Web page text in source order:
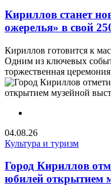
Кириллов станет
ожерелья» в свой
Кириллов готовится к
Одним из ключевых
торжественная
04.08.26
Культура и туризм
Город Кириллов
юбилей открытием